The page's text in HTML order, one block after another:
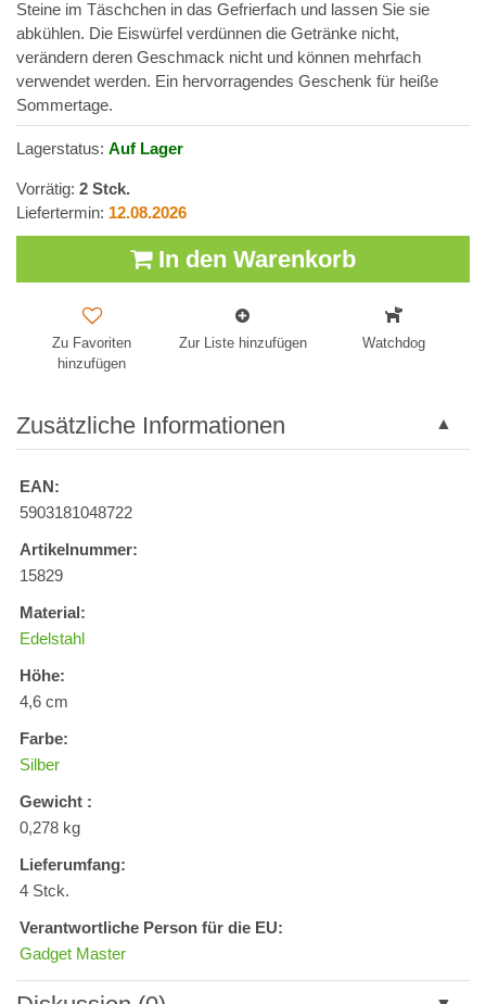
Steine im Täschchen in das Gefrierfach und lassen Sie sie
abkühlen. Die Eiswürfel verdünnen die Getränke nicht,
verändern deren Geschmack nicht und können mehrfach
verwendet werden. Ein hervorragendes Geschenk für heiße
Sommertage.
Lagerstatus: Auf Lager
Vorrätig: 2 Stck.
Liefertermin: 12.08.2026
In den Warenkorb
Zu Favoriten
hinzufügen
Zur Liste hinzufügen Watchdog
Zusätzliche Informationen
EAN:
5903181048722
Artikelnummer:
15829
Material:
Edelstahl
Höhe:
4,6 cm
Farbe:
Silber
Gewicht :
0,278 kg
Lieferumfang:
4 Stck.
Verantwortliche Person für die EU:
Gadget Master